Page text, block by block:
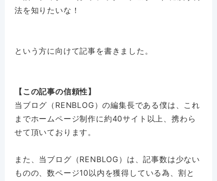
法を知りたいな！
という方に向けて記事を書きました。
【この記事の信頼性】
当ブログ（RENBLOG）の編集長である僕は、これ
までホームページ制作に約40サイト以上、携わら
せて頂いております。
また、当ブログ（RENBLOG）は、記事数は少ない
ものの、数ページ10以内を獲得している為、割と